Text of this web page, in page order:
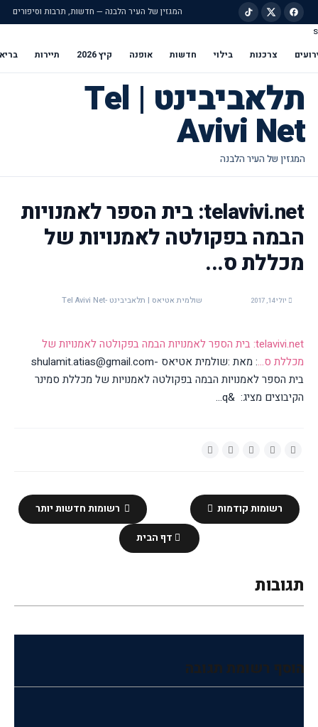
המגזין של העיר הלבנה — חדשות, תרבות וסיפורים
s
צרכנות בילוי חדשות אופנה קיץ 2026 תיירות
תלאביבינט | Tel
Avivi Net
telavivi.net: בית הספר לאמנויות
הבמה בפקולטה לאמנויות של
מכללת ס...
יולי 14, 2017 שולמית אטיאס | תלאביבינט -Tel Avivi Net
telavivi.net: בית הספר לאמנויות הבמה בפקולטה לאמנויות של
מכללת ס...
: מאת :שולמית אטיאס -shulamit.atias@gmail.com
בית הספר לאמנויות הבמה בפקולטה לאמנויות של מכללת סמינר
הקיבוצים מציג: &q...
רשומות חדשות יותר רשומות קודמות
דף הבית
תגובות
הוסף רשומת תגובה